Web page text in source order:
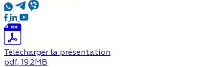
Télécharger la présentation
pdf, 19.2MB